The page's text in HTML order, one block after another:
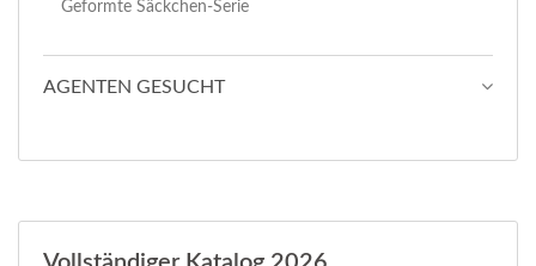
Geformte Säckchen-Serie
AGENTEN GESUCHT